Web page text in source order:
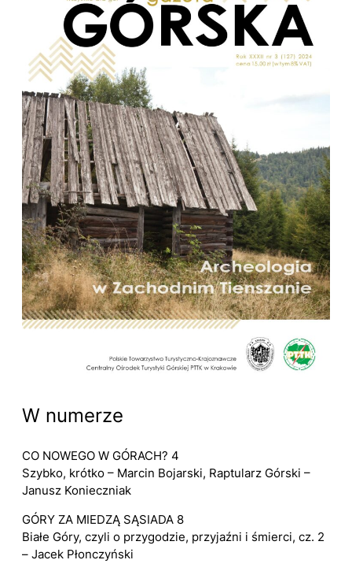
W numerze
CO NOWEGO W GÓRACH? 4
Szybko, krótko – Marcin Bojarski, Raptularz Górski –
Janusz Konieczniak
GÓRY ZA MIEDZĄ SĄSIADA 8
Białe Góry, czyli o przygodzie, przyjaźni i śmierci, cz. 2
– Jacek Płonczyński